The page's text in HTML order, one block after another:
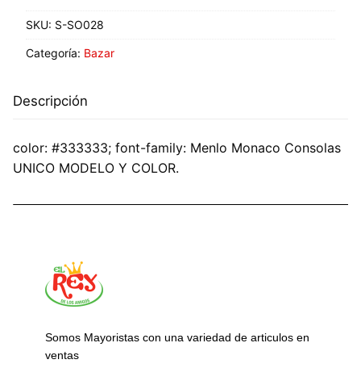
SKU: S-SO028
Categoría: Bazar
Descripción
color: #333333; font-family: Menlo Monaco Consolas
UNICO MODELO Y COLOR.
Somos Mayoristas con una variedad de articulos en
ventas